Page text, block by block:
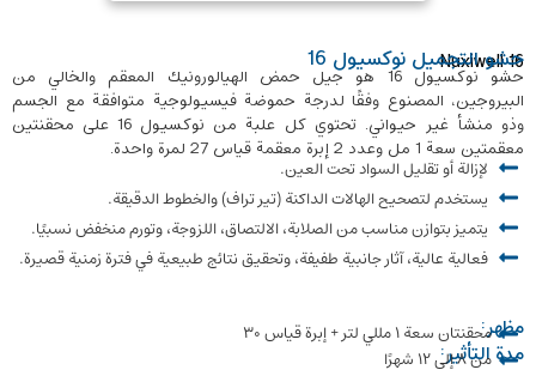
Nuxiwell 16
حشو التجميل نوکسیول 16
حشو نوکسیول 16 هو جيل حمض الهيالورونيك المعقم والخالي من
البيروجين، المصنوع وفقًا لدرجة حموضة فيسيولوجية متوافقة مع الجسم
وذو منشأ غير حيواني. تحتوي كل علبة من نوکسیول 16 على محقنتين
معقمتين سعة 1 مل وعدد 2 إبرة معقمة قياس 27 لمرة واحدة.
لإزالة أو تقليل السواد تحت العين.
يستخدم لتصحيح الهالات الداكنة (تير تراف) والخطوط الدقيقة.
يتميز بتوازن مناسب من الصلابة، الالتصاق، اللزوجة، وتورم منخفض نسبيًا.
فعالية عالية، آثار جانبية طفيفة، وتحقيق نتائج طبيعية في فترة زمنية قصيرة.
مظهر:محقنتان سعة ۱ مللي لتر + إبرة قياس 30
مدة التأثير:
من 8 إلى 12 شهرًا